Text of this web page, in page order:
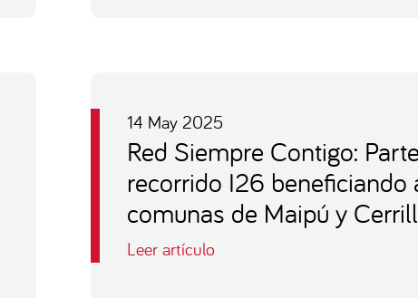
14 May 2025
Red Siempre Contigo:
recorrido I26 beneficiando
comunas de Maipú y
Leer artículo